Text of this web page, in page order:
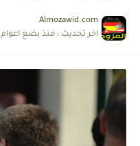
Almozawid.com
اخر تحديث : منذ بضع اعوام